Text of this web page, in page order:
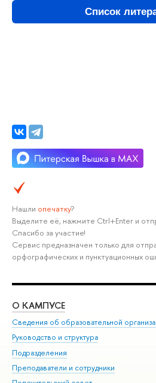
Список
Нашли опечатку?
Выделите её, нажмите Ctrl+Enter и
Спасибо за участие!
Сервис предназначен только для
орфографических и пунктуационных
О КАМПУСЕ
Сведения об образовательной
Руководство и структура
Подразделения
Преподаватели и сотрудники